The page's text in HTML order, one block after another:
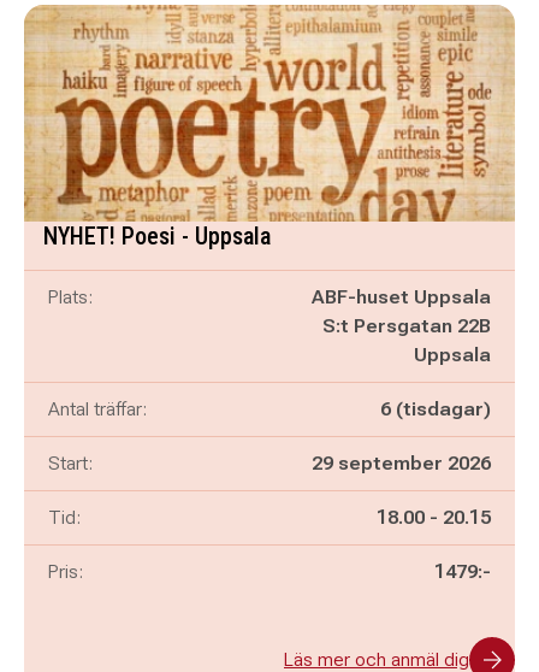
NYHET! Poesi - Uppsala
Plats:
ABF-huset Uppsala
S:t Persgatan 22B
Uppsala
Antal träffar: 6 (tisdagar)
Start: 29 september 2026
Tid: Pågår mellan
18.00 - och
20.15
Pris: 1479:-
Läs mer och anmäl dig